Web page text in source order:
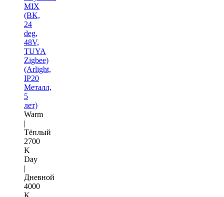
MIX
(BK,
24
deg,
48V,
TUYA
Zigbee)
(Arlight,
IP20
Металл,
5
лет)
Warm
|
Тёплый
2700
K
Day
|
Дневной
4000
K